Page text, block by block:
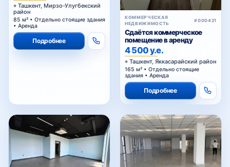
Ташкент, Мирзо-Улугбекский
район
85 м² • Отдельно стоящие здания
• Аренда
Подробнее
КОММЕРЧЕСКАЯ
НЕДВИЖИМОСТЬ
#000421
Сдаётся коммерческое
помещение в аренду
4 500 у.е.
Ташкент, Яккасарайский район
165 м² • Отдельно стоящие
здания • Аренда
Подробнее